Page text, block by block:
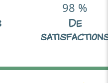
98 %
De
satisfactions